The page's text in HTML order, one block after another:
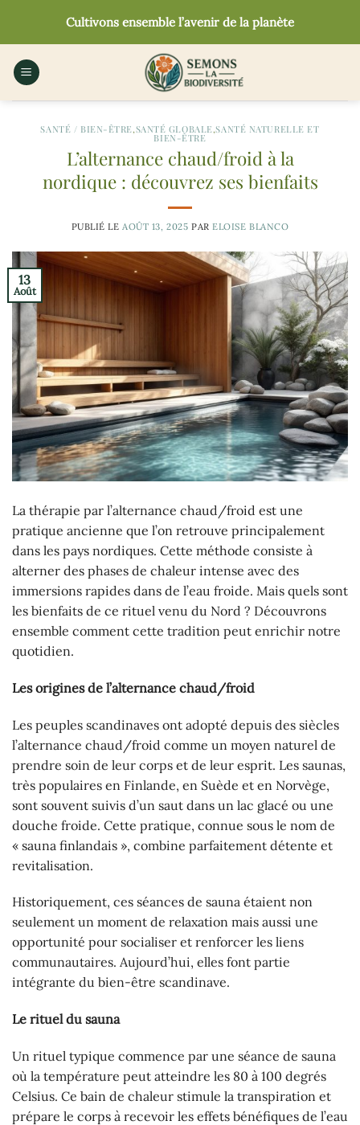
contenu
Cultivons ensemble l’avenir de la planète
SANTÉ / BIEN-ÊTRE,SANTÉ GLOBALE,SANTÉ NATURELLE ET
BIEN-ÊTRE
L’alternance chaud/froid à la
nordique : découvrez ses bienfaits
PUBLIÉ LE AOÛT 13, 2025 PARELOISE BLANCO
13
Août
La thérapie par l’alternance chaud/froid est une
pratique ancienne que l’on retrouve principalement
dans les pays nordiques. Cette méthode consiste à
alterner des phases de chaleur intense avec des
immersions rapides dans de l’eau froide. Mais quels sont
les bienfaits de ce rituel venu du Nord ? Découvrons
ensemble comment cette tradition peut enrichir notre
quotidien.
Les origines de l’alternance chaud/froid
Les peuples scandinaves ont adopté depuis des siècles
l’alternance chaud/froid comme un moyen naturel de
prendre soin de leur corps et de leur esprit. Les saunas,
très populaires en Finlande, en Suède et en Norvège,
sont souvent suivis d’un saut dans un lac glacé ou une
douche froide. Cette pratique, connue sous le nom de
« sauna finlandais », combine parfaitement détente et
revitalisation.
Historiquement, ces séances de sauna étaient non
seulement un moment de relaxation mais aussi une
opportunité pour socialiser et renforcer les liens
communautaires. Aujourd’hui, elles font partie
intégrante du bien-être scandinave.
Le rituel du sauna
Un rituel typique commence par une séance de sauna
où la température peut atteindre les 80 à 100 degrés
Celsius. Ce bain de chaleur stimule la transpiration et
prépare le corps à recevoir les effets bénéfiques de l’eau